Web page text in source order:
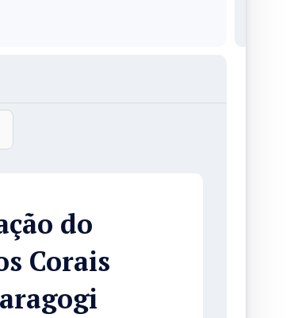
do
Corais